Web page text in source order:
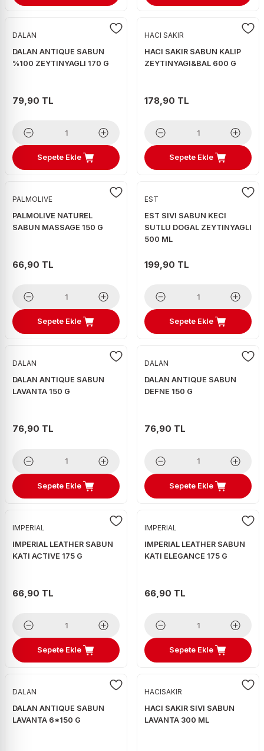
DALAN
DALAN ANTIQUE SABUN
%100 ZEYTINYAGLI 170 G
79,90 TL
Sepete Ekle
HACI SAKIR
HACI SAKIR SABUN KALIP
ZEYTINYAGI&BAL 600 G
178,90 TL
Sepete Ekle
PALMOLIVE
PALMOLIVE NATUREL
SABUN MASSAGE 150 G
66,90 TL
Sepete Ekle
EST
EST SIVI SABUN KECI
SUTLU DOGAL ZEYTINYAGLI
500 ML
199,90 TL
Sepete Ekle
DALAN
DALAN ANTIQUE SABUN
LAVANTA 150 G
76,90 TL
Sepete Ekle
DALAN
DALAN ANTIQUE SABUN
DEFNE 150 G
76,90 TL
Sepete Ekle
IMPERIAL
IMPERIAL LEATHER SABUN
KATI ACTIVE 175 G
66,90 TL
Sepete Ekle
IMPERIAL
IMPERIAL LEATHER SABUN
KATI ELEGANCE 175 G
66,90 TL
Sepete Ekle
DALAN
DALAN ANTIQUE SABUN
LAVANTA 6*150 G
HACISAKIR
HACI SAKIR SIVI SABUN
LAVANTA 300 ML